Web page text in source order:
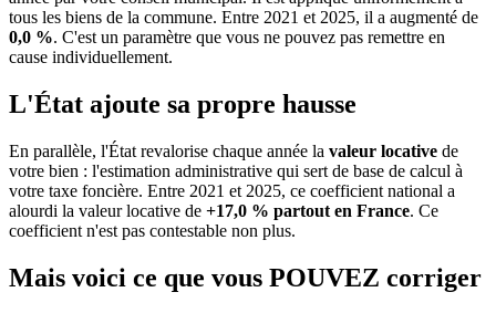
tous les biens de la commune. Entre 2021 et 2025, il a augmenté de
0,0 %. C'est un paramètre que vous ne pouvez pas remettre en
cause individuellement.
L'État ajoute sa propre hausse
En parallèle, l'État revalorise chaque année la valeur locative de
votre bien : l'estimation administrative qui sert de base de calcul à
votre taxe foncière. Entre 2021 et 2025, ce coefficient national a
alourdi la valeur locative de +17,0 % partout en France. Ce
coefficient n'est pas contestable non plus.
Mais voici ce que vous POUVEZ corriger